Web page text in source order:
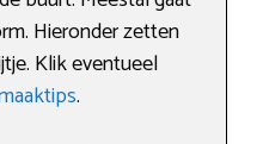
Hieronder zetten
Klik eventueel
.